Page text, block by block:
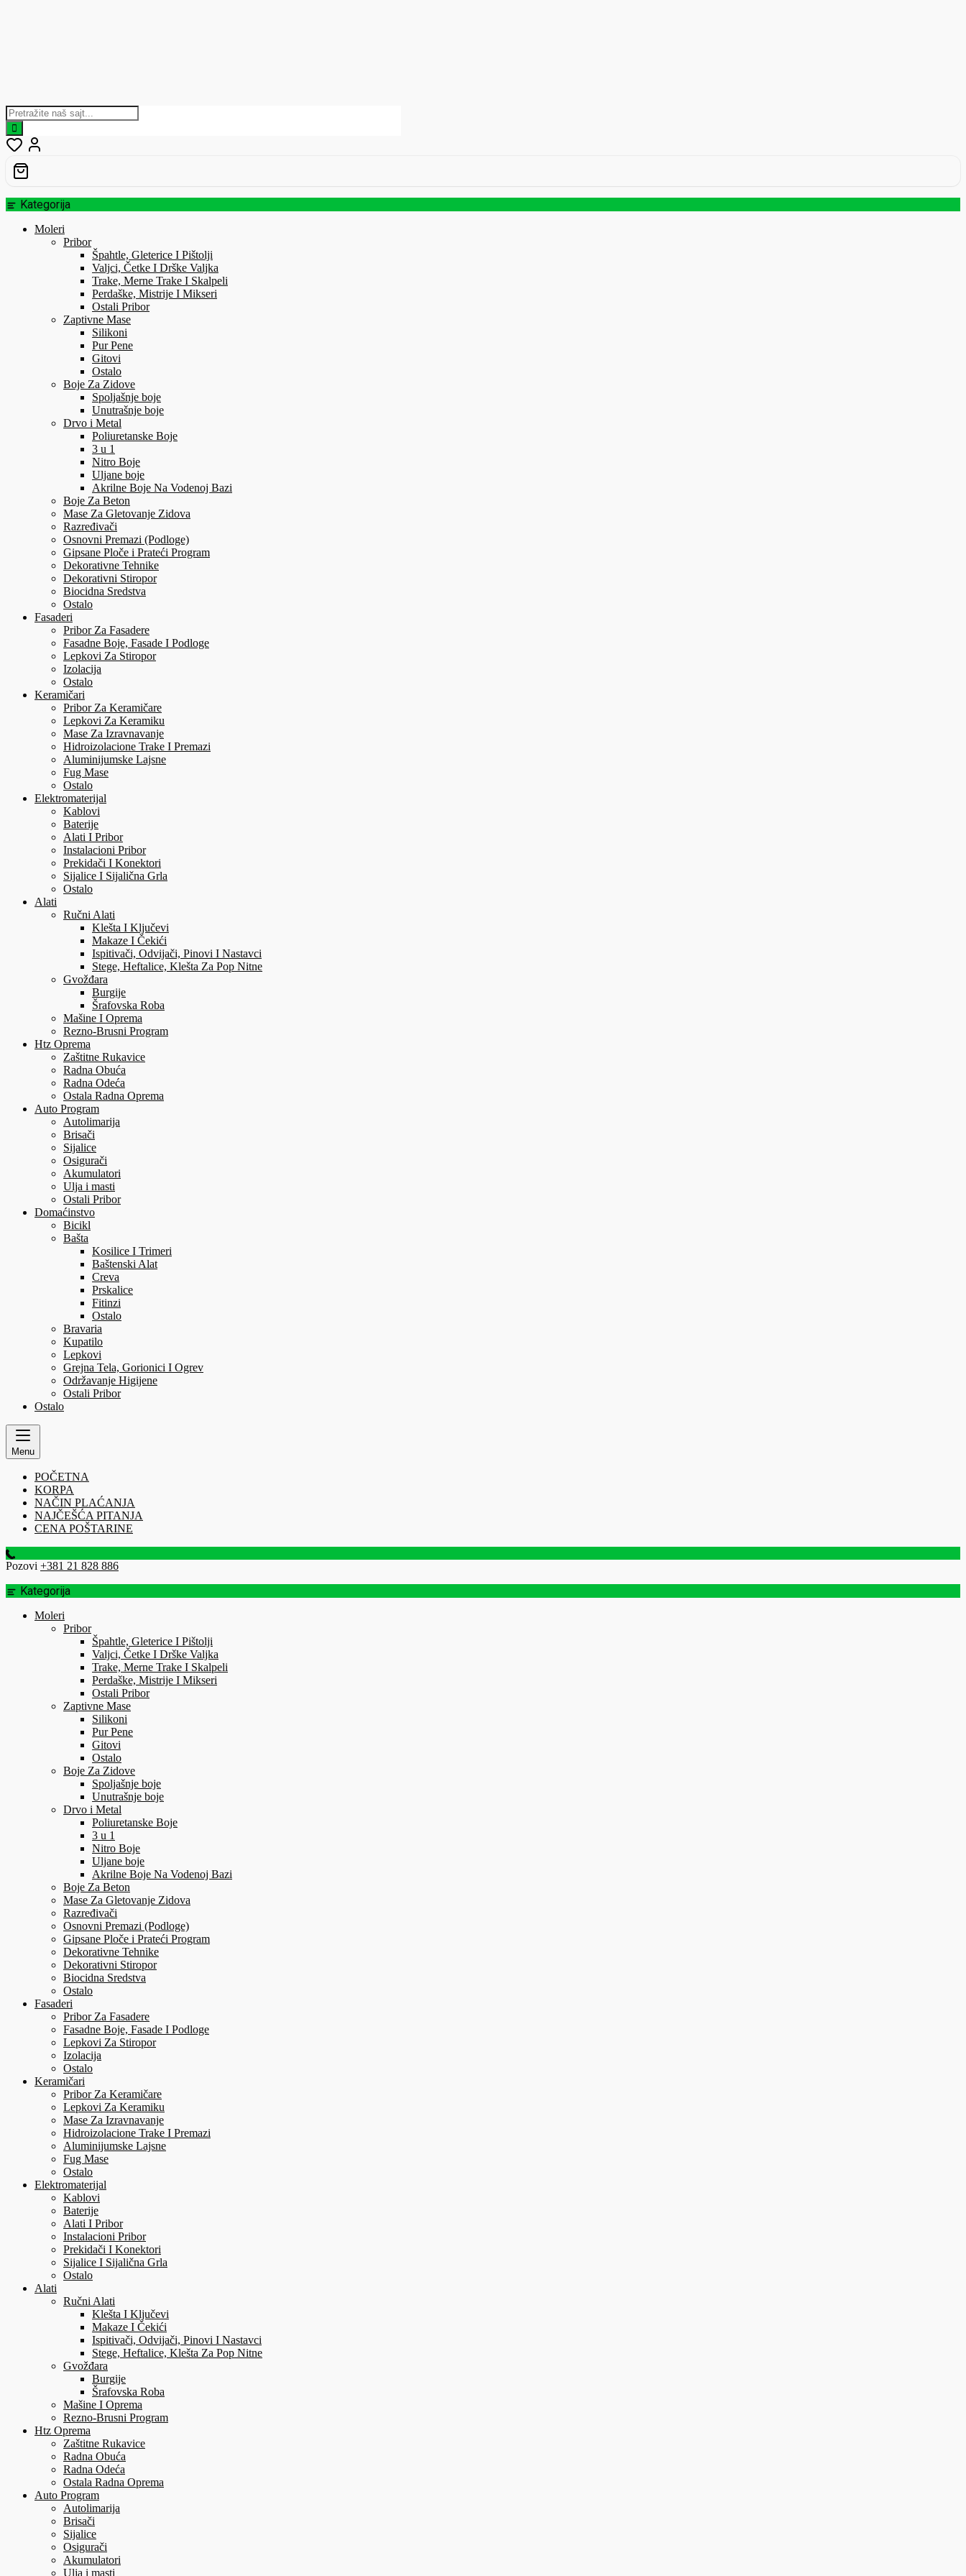
Kategorija
Moleri
Pribor
Špahtle, Gleterice I Pištolji
Valjci, Četke I Drške Valjka
Trake, Merne Trake I Skalpeli
Perdaške, Mistrije I Mikseri
Ostali Pribor
Zaptivne Mase
Silikoni
Pur Pene
Gitovi
Ostalo
Boje Za Zidove
Spoljašnje boje
Unutrašnje boje
Drvo i Metal
Poliuretanske Boje
3 u 1
Nitro Boje
Uljane boje
Akrilne Boje Na Vodenoj Bazi
Boje Za Beton
Mase Za Gletovanje Zidova
Razređivači
Osnovni Premazi (Podloge)
Gipsane Ploče i Prateći Program
Dekorativne Tehnike
Dekorativni Stiropor
Biocidna Sredstva
Ostalo
Fasaderi
Pribor Za Fasadere
Fasadne Boje, Fasade I Podloge
Lepkovi Za Stiropor
Izolacija
Ostalo
Keramičari
Pribor Za Keramičare
Lepkovi Za Keramiku
Mase Za Izravnavanje
Hidroizolacione Trake I Premazi
Aluminijumske Lajsne
Fug Mase
Ostalo
Elektromaterijal
Kablovi
Baterije
Alati I Pribor
Instalacioni Pribor
Prekidači I Konektori
Sijalice I Sijalična Grla
Ostalo
Alati
Ručni Alati
Klešta I Ključevi
Makaze I Čekići
Ispitivači, Odvijači, Pinovi I Nastavci
Stege, Heftalice, Klešta Za Pop Nitne
Gvožđara
Burgije
Šrafovska Roba
Mašine I Oprema
Rezno-Brusni Program
Htz Oprema
Zaštitne Rukavice
Radna Obuća
Radna Odeća
Ostala Radna Oprema
Auto Program
Autolimarija
Brisači
Sijalice
Osigurači
Akumulatori
Ulja i masti
Ostali Pribor
Domaćinstvo
Bicikl
Bašta
Kosilice I Trimeri
Baštenski Alat
Creva
Prskalice
Fitinzi
Ostalo
Bravaria
Kupatilo
Lepkovi
Grejna Tela, Gorionici I Ogrev
Održavanje Higijene
Ostali Pribor
Ostalo
Menu
POČETNA
KORPA
NAČIN PLAĆANJA
NAJČEŠĆA PITANJA
CENA POŠTARINE
Pozovi +381 21 828 886
Kategorija
Moleri
Pribor
Špahtle, Gleterice I Pištolji
Valjci, Četke I Drške Valjka
Trake, Merne Trake I Skalpeli
Perdaške, Mistrije I Mikseri
Ostali Pribor
Zaptivne Mase
Silikoni
Pur Pene
Gitovi
Ostalo
Boje Za Zidove
Spoljašnje boje
Unutrašnje boje
Drvo i Metal
Poliuretanske Boje
3 u 1
Nitro Boje
Uljane boje
Akrilne Boje Na Vodenoj Bazi
Boje Za Beton
Mase Za Gletovanje Zidova
Razređivači
Osnovni Premazi (Podloge)
Gipsane Ploče i Prateći Program
Dekorativne Tehnike
Dekorativni Stiropor
Biocidna Sredstva
Ostalo
Fasaderi
Pribor Za Fasadere
Fasadne Boje, Fasade I Podloge
Lepkovi Za Stiropor
Izolacija
Ostalo
Keramičari
Pribor Za Keramičare
Lepkovi Za Keramiku
Mase Za Izravnavanje
Hidroizolacione Trake I Premazi
Aluminijumske Lajsne
Fug Mase
Ostalo
Elektromaterijal
Kablovi
Baterije
Alati I Pribor
Instalacioni Pribor
Prekidači I Konektori
Sijalice I Sijalična Grla
Ostalo
Alati
Ručni Alati
Klešta I Ključevi
Makaze I Čekići
Ispitivači, Odvijači, Pinovi I Nastavci
Stege, Heftalice, Klešta Za Pop Nitne
Gvožđara
Burgije
Šrafovska Roba
Mašine I Oprema
Rezno-Brusni Program
Htz Oprema
Zaštitne Rukavice
Radna Obuća
Radna Odeća
Ostala Radna Oprema
Auto Program
Autolimarija
Brisači
Sijalice
Osigurači
Akumulatori
Ulja i masti